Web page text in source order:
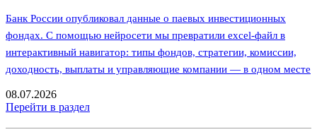
Банк России опубликовал данные о паевых инвестиционных
фондах. С помощью нейросети мы превратили excel-файл в
интерактивный навигатор: типы фондов, стратегии, комиссии,
доходность, выплаты и управляющие компании — в одном месте
08.07.2026
Перейти в раздел